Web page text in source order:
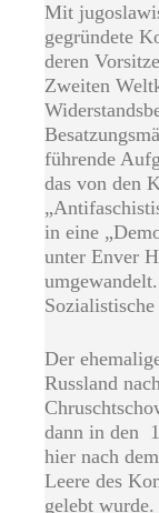
Mit
gegründete
deren
Zweiten
führende
das von den
in eine
unter Enver
Der
Russland
dann in den
hier nach
Leere des
gelebt wurde.